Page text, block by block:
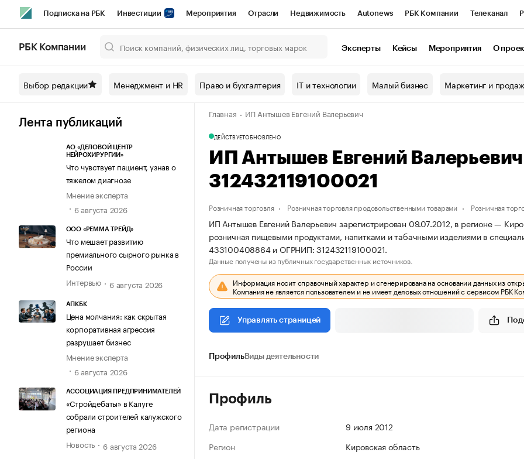
Подписка на РБК Инвестиции Мероприятия Отрасли Недвижимость Autonews РБК Компании Телеканал
Спецпроекты СПб Конференции СПб Спецпроекты Проверка контрагентов
Технологии и медиа Рынок наличной валюты
РБК Компании Эксперты Кейсы Мероприятия О
Выбор редакции Менеджмент и HR Право и бухгалтерия IT и технологии Малый бизнес Маркетинг и
Лента публикаций
АО «ДЕЛОВОЙ ЦЕНТР
НЕЙРОХИРУРГИИ»
Что чувствует пациент, узнав о
тяжелом диагнозе
Мнение эксперта
6 августа 2026
ООО «РЕММА ТРЕЙД»
Что мешает развитию
премиального сырного рынка в
России
Интервью
6 августа 2026
АПКБК
Цена молчания: как скрытая
корпоративная агрессия
разрушает бизнес
Мнение эксперта
6 августа 2026
АССОЦИАЦИЯ ПРЕДПРИНИМАТЕЛЕЙ
«Стройдебаты» в Калуге
собрали строителей калужского
региона
Новость
6 августа 2026
Главная ИП Антышев Евгений Валерьевич
ДЕЙСТВУЕТОБНОВЛЕНО
ИП Антышев Евгений
312432119100021
Розничная торговля Розничная торговля продовольственными товарами Розничная
ИП Антышев Евгений Валерьевич зарегистрирован 09.07.2012, в регионе —
розничная пищевыми продуктами, напитками и табачными изделиями в
433100408864 и ОГРНИП: 312432119100021.
Данные получены из публичных государственных источников.
Информация носит справочный характер и сгенерирована на основании данных из
Компания не является пользователем и не имеет деловых отношений с сервисом РБК
Управлять страницей
ПрофильВиды деятельности
Профиль
Дата регистрации
9 июля 2012
Регион
Кировская область